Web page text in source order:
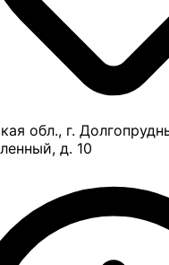
обл., г.
д. 10